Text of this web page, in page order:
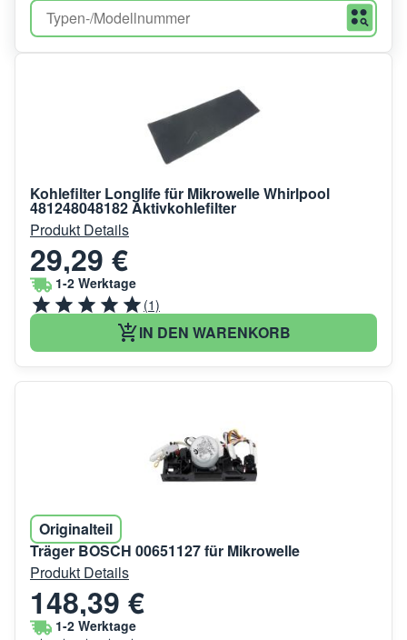
Kohlefilter Longlife für Mikrowelle Whirlpool
481248048182 Aktivkohlefilter
Produkt Details
29,29 €
1-2 Werktage
(1)
IN DEN WARENKORB
Originalteil
Träger BOSCH 00651127 für Mikrowelle
Produkt Details
148,39 €
1-2 Werktage